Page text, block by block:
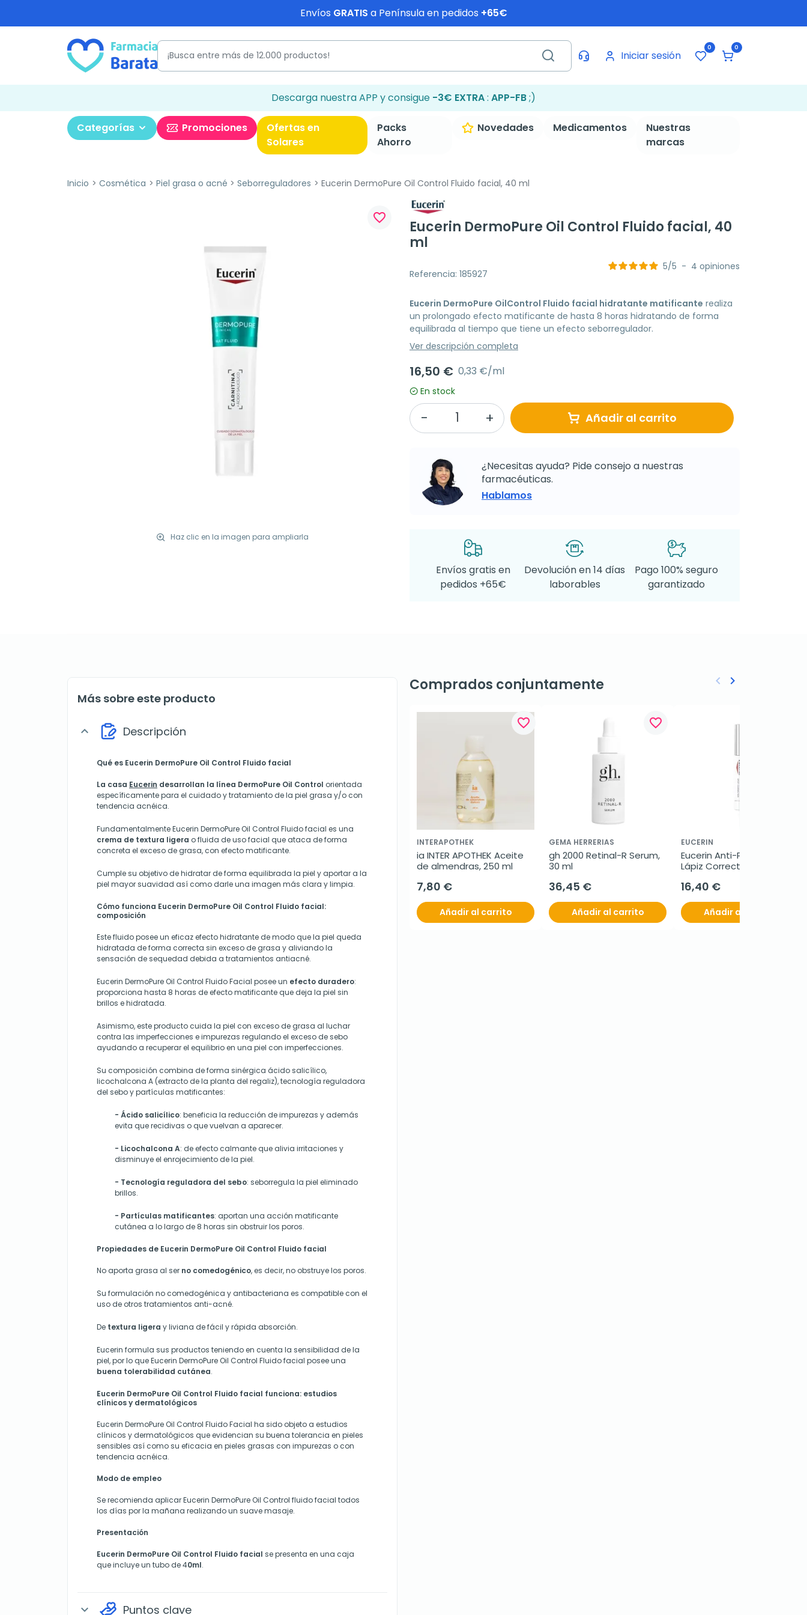
Envíos GRATIS a Península en pedidos +65€
Iniciar sesión
0 0
Descarga nuestra APP y consigue -3€ EXTRA: APP-FB;)
Categorías Promociones
Ofertas en
Solares
Packs
Ahorro
Novedades Medicamentos
Nuestras
marcas
Inicio Cosmética Piel grasa o acné Seborreguladores Eucerin DermoPure Oil Control Fluido facial, 40 ml
Haz clic en la imagen para ampliarla
favorite_border
Eucerin DermoPure Oil Control Fluido facial, 40
ml
Referencia: 185927
5/5 - 4 opiniones
Eucerin DermoPure OilControl Fluido facial hidratante matificante realiza
un prolongado efecto matificante de hasta 8 horas hidratando de forma
equilibrada al tiempo que tiene un efecto seborregulador.
Ver descripción completa
16,50 € 0,33 €/ml
En stock
Añadir al carrito
¿Necesitas ayuda? Pide consejo a nuestras
farmacéuticas.
Hablamos
Envíos gratis en
pedidos +65€
Devolución en 14 días
laborables
Pago 100% seguro
garantizado
Más sobre este producto
expand_more Descripción
Qué es Eucerin DermoPure Oil Control Fluido facial
La casa Eucerin desarrollan la línea DermoPure Oil Control orientada
específicamente para el cuidado y tratamiento de la piel grasa y/o con
tendencia acnéica.
Fundamentalmente Eucerin DermoPure Oil Control Fluido facial es una
crema de textura ligera o fluida de uso facial que ataca de forma
concreta el exceso de grasa, con efecto matificante.
Cumple su objetivo de hidratar de forma equilibrada la piel y aportar a la
piel mayor suavidad así como darle una imagen más clara y limpia.
Cómo funciona Eucerin DermoPure Oil Control Fluido facial:
composición
Este fluido posee un eficaz efecto hidratante de modo que la piel queda
hidratada de forma correcta sin exceso de grasa y aliviando la
sensación de sequedad debida a tratamientos antiacné.
Eucerin DermoPure Oil Control Fluido Facial posee un efecto duradero:
proporciona hasta 8 horas de efecto matificante que deja la piel sin
brillos e hidratada.
Asimismo, este producto cuida la piel con exceso de grasa al luchar
contra las imperfecciones e impurezas regulando el exceso de sebo
ayudando a recuperar el equilibrio en una piel con imperfecciones.
Su composición combina de forma sinérgica ácido salicílico,
licochalcona A (extracto de la planta del regaliz), tecnología reguladora
del sebo y partículas matificantes:
- Ácido salicílico: beneficia la reducción de impurezas y además
evita que recidivas o que vuelvan a aparecer.
- Licochalcona A: de efecto calmante que alivia irritaciones y
disminuye el enrojecimiento de la piel.
- Tecnología reguladora del sebo: seborregula la piel eliminado
brillos.
- Partículas matificantes: aportan una acción matificante
cutánea a lo largo de 8 horas sin obstruir los poros.
Propiedades de Eucerin DermoPure Oil Control Fluido facial
No aporta grasa al ser no comedogénico, es decir, no obstruye los poros.
Su formulación no comedogénica y antibacteriana es compatible con el
uso de otros tratamientos anti-acné.
De textura ligera y liviana de fácil y rápida absorción.
Eucerin formula sus productos teniendo en cuenta la sensibilidad de la
piel, por lo que Eucerin DermoPure Oil Control Fluido facial posee una
buena tolerabilidad cutánea.
Eucerin DermoPure Oil Control Fluido facial funciona: estudios
clínicos y dermatológicos
Eucerin DermoPure Oil Control Fluido Facial ha sido objeto a estudios
clínicos y dermatológicos que evidencian su buena tolerancia en pieles
sensibles así como su eficacia en pieles grasas con impurezas o con
tendencia acnéica.
Modo de empleo
Se recomienda aplicar Eucerin DermoPure Oil Control fluido facial todos
los días por la mañana realizando un suave masaje.
Presentación
Eucerin DermoPure Oil Control Fluido facial se presenta en una caja
que incluye un tubo de 40ml.
expand_more Puntos clave
Comprados conjuntamente
favorite_border
INTERAPOTHEK
ia INTER APOTHEK Aceite
de almendras, 250 ml
7,80 €
Añadir al carrito
favorite_border
GEMA HERRERIAS
gh 2000 Retinal-R Serum,
30 ml
36,45 €
Añadir al carrito
EUCERIN
Eucerin Anti-Pigment
Lápiz Corrector Manchas,
16,40 €
Añadir al carrito
Anterior
keyboard_arrow_left Siguiente
keyboard_arrow_right